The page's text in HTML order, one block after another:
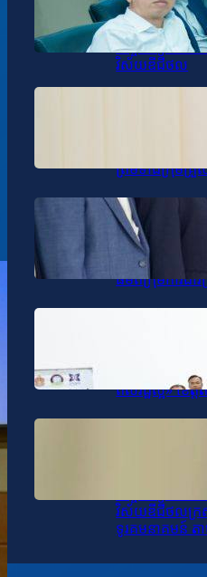
ឯកឧត្តម សុខ ពុទ្
តាមដានវឌ្ឍនភ
បច្ចេកវិទ្យាគម
វិស័យឌីជីថល
ឯកឧត្តម សុខ
មរណទុក្ខ ឧកញ៉
ព្រមទាំងក្រុមគ្រួ
January 16, 2026
ឯកឧត្តម សុខ ពុ
សំណេះសំណា
ធម៌ពីក្រុមការង
ឯកឧត្តម សុខ ពុ
ពិធីបើកដំណើរក
ពលរដ្ឋល្អ» ខេត្
January 14, 2026.
វិស័យឌីជីថលក្
ទូរគមនាគមន៍ ត